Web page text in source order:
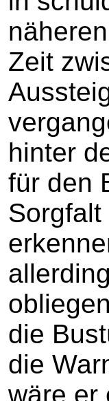
Zeit
hinter
für den
die
die
wäre er